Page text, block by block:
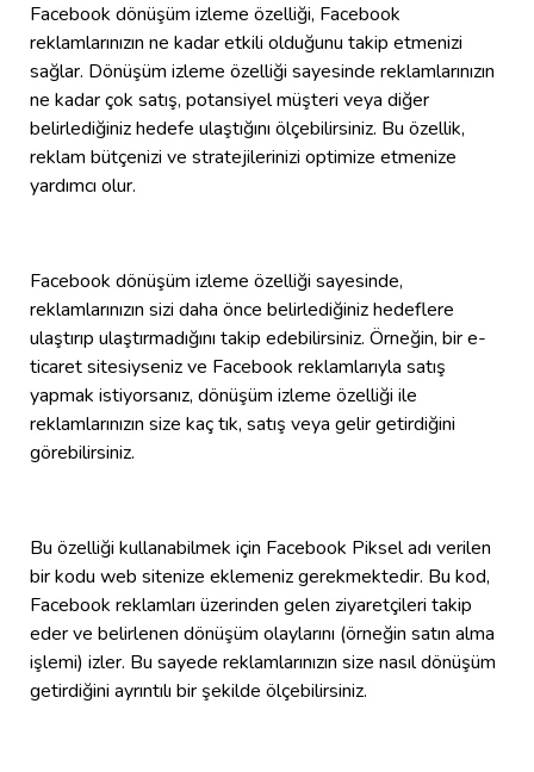
Facebook dönüşüm izleme özelliği, Facebook
reklamlarınızın ne kadar etkili olduğunu takip etmenizi
sağlar. Dönüşüm izleme özelliği sayesinde reklamlarınızın
ne kadar çok satış, potansiyel müşteri veya diğer
belirlediğiniz hedefe ulaştığını ölçebilirsiniz. Bu özellik,
reklam bütçenizi ve stratejilerinizi optimize etmenize
yardımcı olur.
Facebook dönüşüm izleme özelliği sayesinde,
reklamlarınızın sizi daha önce belirlediğiniz hedeflere
ulaştırıp ulaştırmadığını takip edebilirsiniz. Örneğin, bir e-
ticaret sitesiyseniz ve Facebook reklamlarıyla satış
yapmak istiyorsanız, dönüşüm izleme özelliği ile
reklamlarınızın size kaç tık, satış veya gelir getirdiğini
görebilirsiniz.
Bu özelliği kullanabilmek için Facebook Piksel adı verilen
bir kodu web sitenize eklemeniz gerekmektedir. Bu kod,
Facebook reklamları üzerinden gelen ziyaretçileri takip
eder ve belirlenen dönüşüm olaylarını (örneğin satın alma
işlemi) izler. Bu sayede reklamlarınızın size nasıl dönüşüm
getirdiğini ayrıntılı bir şekilde ölçebilirsiniz.